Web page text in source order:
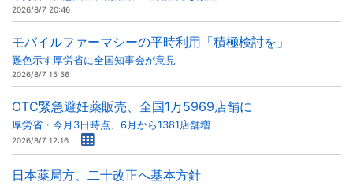
2026/8/7 20:46
モバイルファーマシーの平時利用「積極検討を」
難色示す厚労省に全国知事会が意見
2026/8/7 15:56
OTC緊急避妊薬販売、全国1万5969店舗に
厚労省・今月3日時点、6月から1381店舗増
2026/8/7 12:16
日本薬局方、二十改正へ基本方針